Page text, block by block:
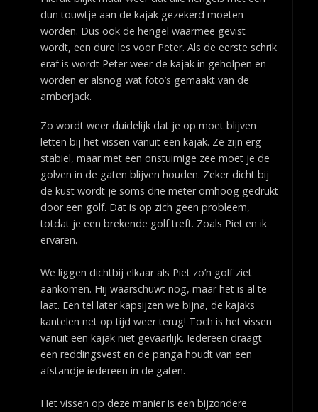
dun touwtje aan de kajak gezekerd moeten
worden. Dus ook de hengel waarmee gevist
wordt, een dure les voor Peter. Als de eerste schrik
eraf is wordt Peter weer de kajak in geholpen en
worden er alsnog wat foto’s gemaakt van de
amberjack.
Zo wordt weer duidelijk dat je op moet blijven
letten bij het vissen vanuit een kajak. Ze zijn erg
stabiel, maar met een onstuimige zee moet je de
golven in de gaten blijven houden. Zeker dicht bij
de kust wordt je soms drie meter omhoog gedrukt
door een golf. Dat is op zich geen probleem,
totdat je een brekende golf treft. Zoals Piet en ik
ervaren.
We liggen dichtbij elkaar als Piet zo’n golf ziet
aankomen. Hij waarschuwt nog, maar het is al te
laat. Een tel later kapsijzen we bijna, de kajaks
kantelen net op tijd weer terug! Toch is het vissen
vanuit een kajak niet gevaarlijk. Iedereen draagt
een reddingsvest en de panga houdt van een
afstandje iedereen in de gaten.
Het vissen op deze manier is een bijzondere